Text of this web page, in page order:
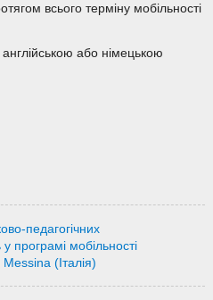
всього терміну мобільності
або німецькою
педагогічних
у програмі мобільності
(Італія)